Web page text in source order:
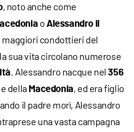
, noto anche come
o Alessandro il
maggiori condottieri del
sua vita circolano numerose
. Alessandro nacque nel 356
della Macedonia, ed era figlio
il padre morì, Alessandro
una vasta campagna